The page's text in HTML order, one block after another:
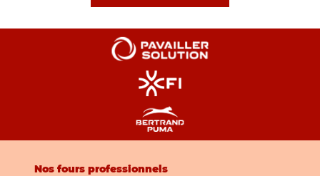
Nos fours professionnels